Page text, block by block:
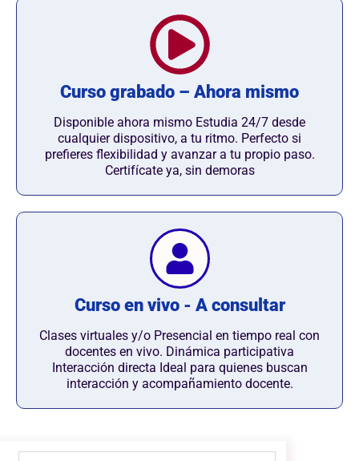
Curso grabado – Ahora mismo
Disponible ahora mismo Estudia 24/7 desde
cualquier dispositivo, a tu ritmo. Perfecto si
prefieres flexibilidad y avanzar a tu propio paso.
Certifícate ya, sin demoras
Curso en vivo - A consultar
Clases virtuales y/o Presencial en tiempo real con
docentes en vivo. Dinámica participativa
Interacción directa Ideal para quienes buscan
interacción y acompañamiento docente.